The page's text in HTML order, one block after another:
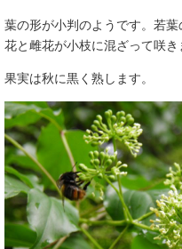
葉の形が小判のようです。若
花と雌花が小枝に混ざって咲き
果実は秋に黒く熟します。